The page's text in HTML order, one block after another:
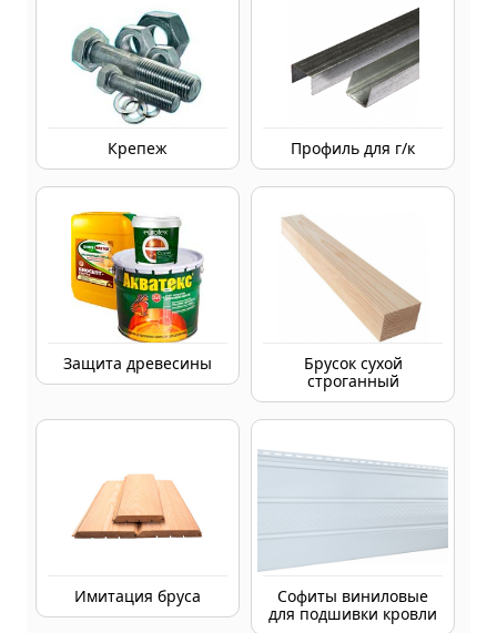
Крепеж Профиль для г/к
Защита древесины
Брусок сухой
строганный
Имитация бруса
Софиты виниловые
для подшивки кровли